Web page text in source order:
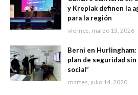
y Kreplak definen la
para la región
viernes, marzo 13, 2026
Berni en Hurlingham:
plan de seguridad
social”
martes, julio 14, 2020